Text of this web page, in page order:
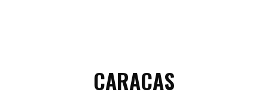
CARACAS